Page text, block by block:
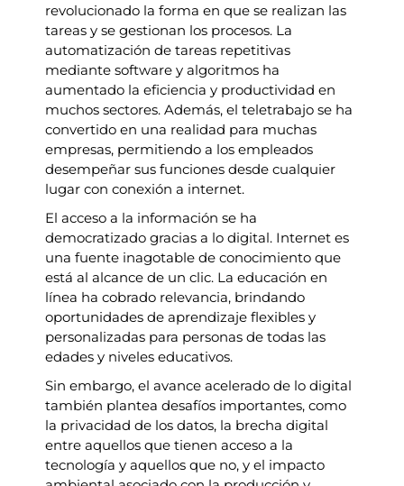
revolucionado la forma en que se realizan las
tareas y se gestionan los procesos. La
automatización de tareas repetitivas
mediante software y algoritmos ha
aumentado la eficiencia y productividad en
muchos sectores. Además, el teletrabajo se ha
convertido en una realidad para muchas
empresas, permitiendo a los empleados
desempeñar sus funciones desde cualquier
lugar con conexión a internet.
El acceso a la información se ha
democratizado gracias a lo digital. Internet es
una fuente inagotable de conocimiento que
está al alcance de un clic. La educación en
línea ha cobrado relevancia, brindando
oportunidades de aprendizaje flexibles y
personalizadas para personas de todas las
edades y niveles educativos.
Sin embargo, el avance acelerado de lo digital
también plantea desafíos importantes, como
la privacidad de los datos, la brecha digital
entre aquellos que tienen acceso a la
tecnología y aquellos que no, y el impacto